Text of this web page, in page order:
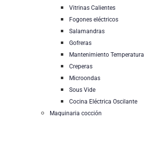
Vitrinas Calientes
Fogones eléctricos
Salamandras
Gofreras
Mantenimiento Temperatura
Creperas
Microondas
Sous Vide
Cocina Eléctrica Oscilante
Maquinaria cocción